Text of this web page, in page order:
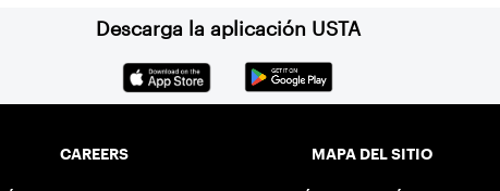
Descarga la aplicación USTA
CAREERS MAPA DEL SITIO